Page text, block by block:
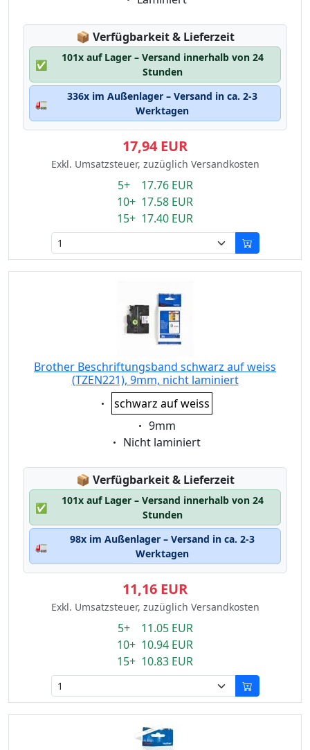
📦 Lagerstatus:
Verfügbarkeit & Lieferzeit
✅
101x auf Lager – Versand innerhalb von 24
Stunden
🚛
336x im Außenlager – Versand in ca. 2-3
Werktagen
17,94 EUR
Exkl. Umsatzsteuer, zuzüglich Versandkosten
5+ 17.76 EUR
10+ 17.58 EUR
15+ 17.40 EUR
Brother Beschriftungsband schwarz auf weiss
(TZEN221), 9mm, nicht laminiert
Eigenschaft:
schwarz auf weiss
Eigenschaft:
9mm
Eigenschaft:
Nicht laminiert
📦 Lagerstatus:
Verfügbarkeit & Lieferzeit
✅
101x auf Lager – Versand innerhalb von 24
Stunden
🚛
98x im Außenlager – Versand in ca. 2-3
Werktagen
11,16 EUR
Exkl. Umsatzsteuer, zuzüglich Versandkosten
5+ 11.05 EUR
10+ 10.94 EUR
15+ 10.83 EUR